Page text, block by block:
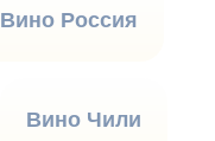
Вино Россия
Вино Чили